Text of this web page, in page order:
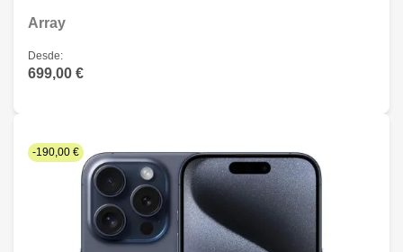
Array
Desde:
699,00 €
-190,00 €